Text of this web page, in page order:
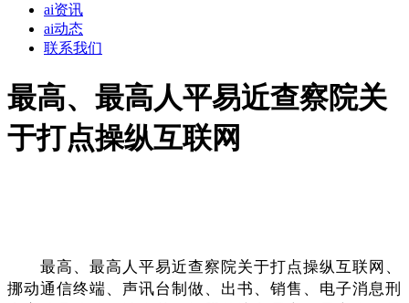
ai资讯
ai动态
联系我们
最高、最高人平易近查察院关
于打点操纵互联网
最高、最高人平易近查察院关于打点操纵互联网、
挪动通信终端、声讯台制做、出书、销售、电子消息刑